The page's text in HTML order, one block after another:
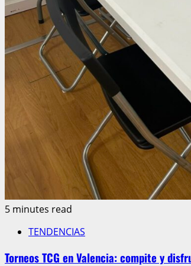
5 minutes read
TENDENCIAS
Torneos TCG en Valencia: compite y